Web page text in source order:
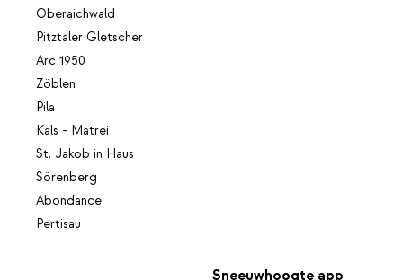
Oberaichwald
Pitztaler Gletscher
Arc 1950
Zöblen
Pila
Kals - Matrei
St. Jakob in Haus
Sörenberg
Abondance
Pertisau
Sneeuwhoogte app